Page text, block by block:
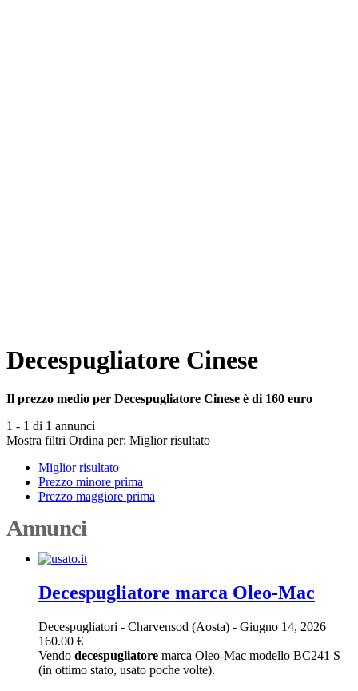
Decespugliatore Cinese
Il prezzo medio per Decespugliatore Cinese è di 160 euro
1 - 1 di 1 annunci
Mostra filtri Ordina per: Miglior risultato
Miglior risultato
Prezzo minore prima
Prezzo maggiore prima
Annunci
Decespugliatore marca Oleo-Mac
Decespugliatori - Charvensod (Aosta) - Giugno 14, 2026
160.00 €
Vendo decespugliatore marca Oleo-Mac modello BC241 S
(in ottimo stato, usato poche volte).